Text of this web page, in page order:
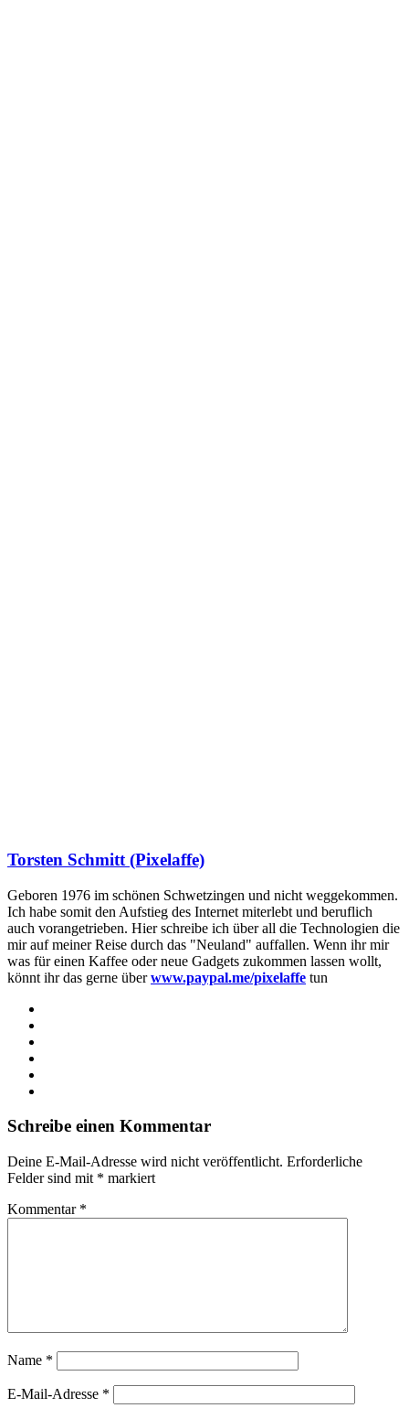
Torsten Schmitt (Pixelaffe)
Geboren 1976 im schönen Schwetzingen und nicht weggekommen.
Ich habe somit den Aufstieg des Internet miterlebt und beruflich
auch vorangetrieben. Hier schreibe ich über all die Technologien die
mir auf meiner Reise durch das "Neuland" auffallen. Wenn ihr mir
was für einen Kaffee oder neue Gadgets zukommen lassen wollt,
könnt ihr das gerne überwww.paypal.me/pixelaffe tun
Schreibe einen Kommentar
Deine E-Mail-Adresse wird nicht veröffentlicht. Erforderliche
Felder sind mit * markiert
Kommentar *
Name *
E-Mail-Adresse *